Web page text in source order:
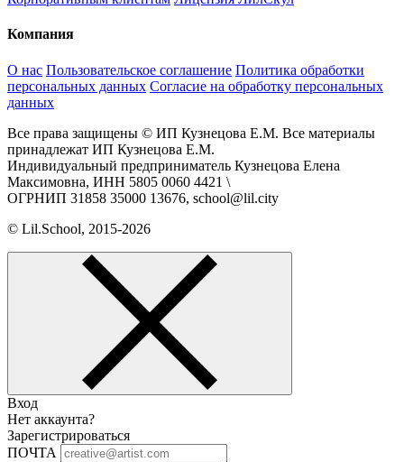
Компания
О нас Пользовательское соглашение Политика обработки
персональных данных Согласие на обработку персональных
данных
Все права защищены © ИП Кузнецова Е.М. Все материалы
принадлежат ИП Кузнецова Е.М.
Индивидуальный предприниматель Кузнецова Елена
Максимовна, ИНН 5805 0060 4421 \
ОГРНИП 31858 35000 13676, school@lil.city
© Lil.School, 2015‐2026
Вход
Нет аккаунта?
Зарегистрироваться
ПОЧТА